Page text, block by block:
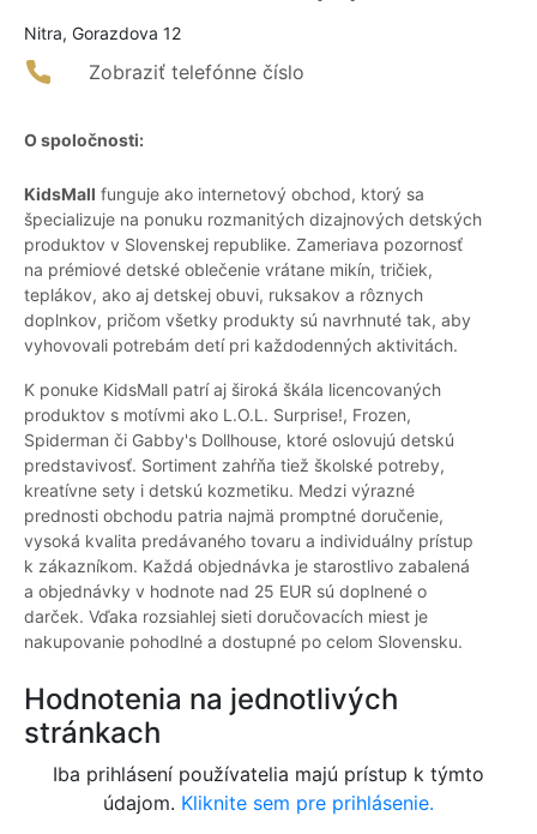
Nitra, Gorazdova 12
Zobraziť telefónne číslo
O spoločnosti:
KidsMall funguje ako internetový obchod, ktorý sa
špecializuje na ponuku rozmanitých dizajnových detských
produktov v Slovenskej republike. Zameriava pozornosť
na prémiové detské oblečenie vrátane mikín, tričiek,
teplákov, ako aj detskej obuvi, ruksakov a rôznych
doplnkov, pričom všetky produkty sú navrhnuté tak, aby
vyhovovali potrebám detí pri každodenných aktivitách.
K ponuke KidsMall patrí aj široká škála licencovaných
produktov s motívmi ako L.O.L. Surprise!, Frozen,
Spiderman či Gabby's Dollhouse, ktoré oslovujú detskú
predstavivosť. Sortiment zahŕňa tiež školské potreby,
kreatívne sety i detskú kozmetiku. Medzi výrazné
prednosti obchodu patria najmä promptné doručenie,
vysoká kvalita predávaného tovaru a individuálny prístup
k zákazníkom. Každá objednávka je starostlivo zabalená
a objednávky v hodnote nad 25 EUR sú doplnené o
darček. Vďaka rozsiahlej sieti doručovacích miest je
nakupovanie pohodlné a dostupné po celom Slovensku.
Hodnotenia na jednotlivých
stránkach
Iba prihlásení používatelia majú prístup k týmto
údajom. Kliknite sem pre prihlásenie.